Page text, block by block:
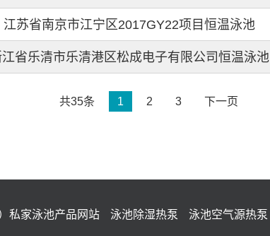
江苏省南京市江宁区2017GY22项目恒温泳池
江省乐清市乐清港区松成电子有限公司恒温泳池
共35条 1 2 3 下一页
私家泳池产品网站 泳池除湿热泵 泳池空气源热泵